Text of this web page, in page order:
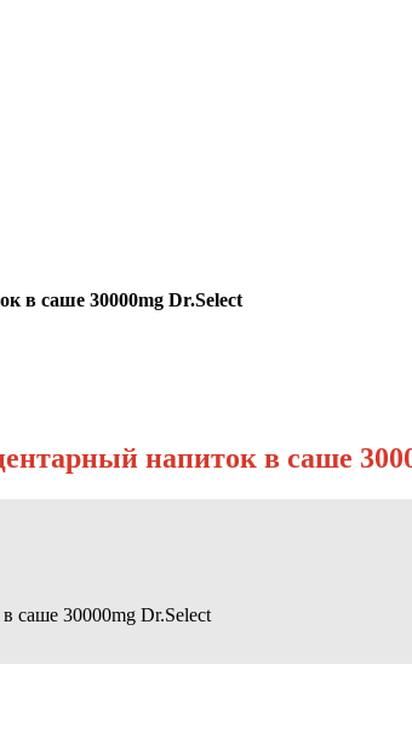
в саше 30000mg Dr.Select
напиток в саше
30000mg Dr.Select